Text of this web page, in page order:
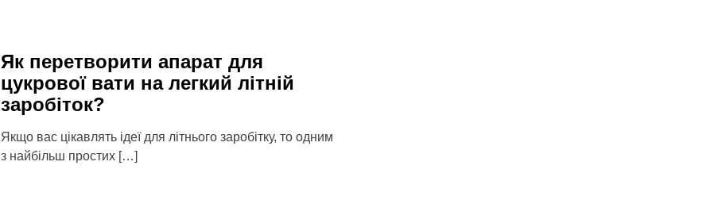
Як перетворити апарат для
цукрової вати на легкий літній
заробіток?
Якщо вас цікавлять ідеї для літнього заробітку, то одним
з найбільш простих […]